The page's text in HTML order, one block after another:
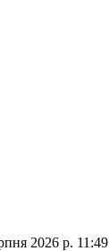
2026 р. 11:49